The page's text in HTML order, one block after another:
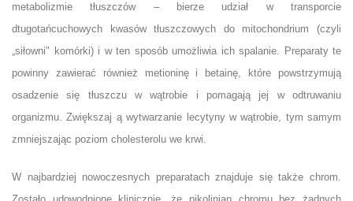
metabolizmie tłuszczów – bierze udział w transporcie
dtugotańcuchowych kwasów tłuszczowych do mitochondrium (czyli
„siłowni" komórki) i w ten sposób umożliwia ich spalanie. Preparaty te
powinny zawierać również metioninę i betainę, które powstrzymują
osadzenie się tłuszczu w wątrobie i pomagają jej w odtruwaniu
organizmu. Zwiększaj ą wytwarzanie lecytyny w wątrobie, tym samym
zmniejszając poziom cholesterolu we krwi.
W najbardziej nowoczesnych preparatach znajduje się także chrom.